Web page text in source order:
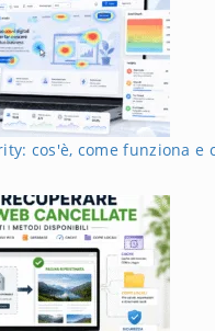
cos'è, come funziona e